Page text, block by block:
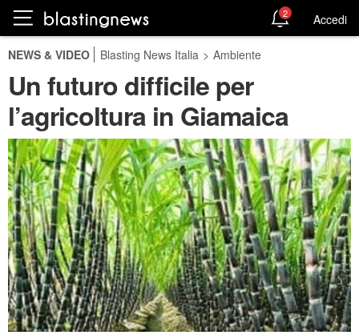
2 Accedi
NEWS & VIDEO Blasting News Italia > Ambiente
Un futuro difficile per
l’agricoltura in Giamaica